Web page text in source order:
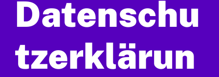
Datenschu
tzerklärun